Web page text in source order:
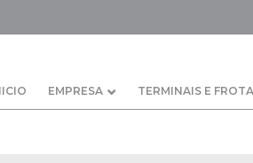
EMPRESA TERMINAIS E FROTA